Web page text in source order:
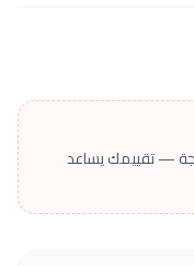
— تقييمك يساعد